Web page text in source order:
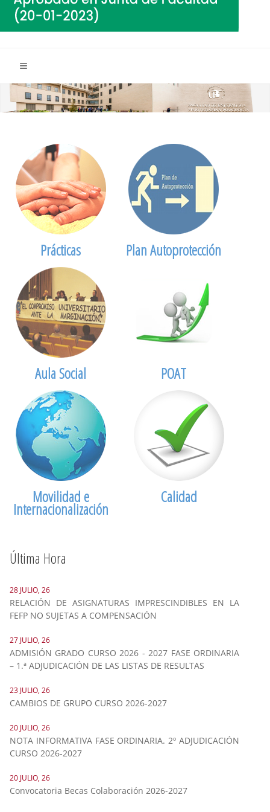
Prácticas Plan Autoprotección
Aula Social POAT
Movilidad e
Internacionalización
Calidad
Última Hora
28 JULIO, 26
RELACIÓN DE ASIGNATURAS IMPRESCINDIBLES EN LA
FEFP NO SUJETAS A COMPENSACIÓN
27 JULIO, 26
ADMISIÓN GRADO CURSO 2026 - 2027 FASE ORDINARIA
– 1.ª ADJUDICACIÓN DE LAS LISTAS DE RESULTAS
23 JULIO, 26
CAMBIOS DE GRUPO CURSO 2026-2027
20 JULIO, 26
NOTA INFORMATIVA FASE ORDINARIA. 2º ADJUDICACIÓN
CURSO 2026-2027
20 JULIO, 26
Convocatoria Becas Colaboración 2026-2027